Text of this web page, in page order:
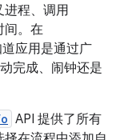
进程、调用
间。在
应用是通过广
完成、闹钟还是
API 提供了所有